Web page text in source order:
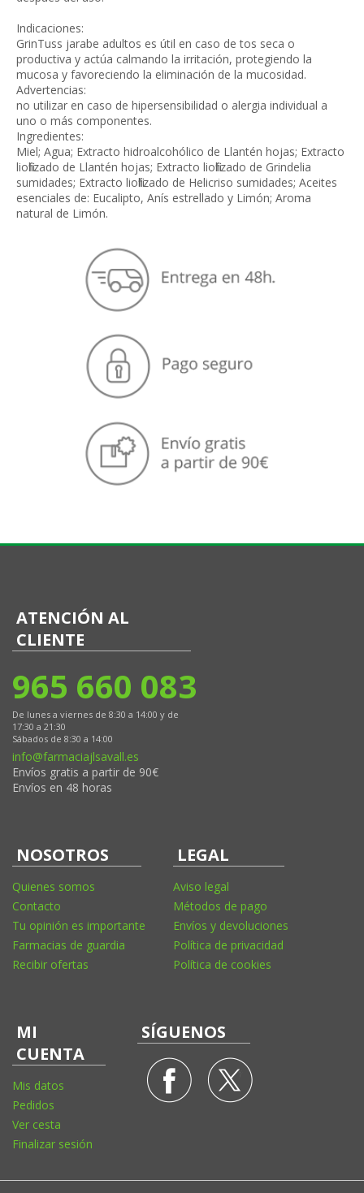
Indicaciones:
GrinTuss jarabe adultos es útil en caso de tos seca o
productiva y actúa calmando la irritación, protegiendo la
mucosa y favoreciendo la eliminación de la mucosidad.
Advertencias:
no utilizar en caso de hipersensibilidad o alergia individual a
uno o más componentes.
Ingredientes:
Miel; Agua; Extracto hidroalcohólico de Llantén hojas; Extracto
liofilizado de Llantén hojas; Extracto liofilizado de Grindelia
sumidades; Extracto liofilizado de Helicriso sumidades; Aceites
esenciales de: Eucalipto, Anís estrellado y Limón; Aroma
natural de Limón.
ATENCIÓN AL
CLIENTE
965 660 083
De lunes a viernes de 8:30 a 14:00 y de
17:30 a 21:30
Sábados de 8:30 a 14:00
info@farmaciajlsavall.es
Envíos gratis a partir de 90€
Envíos en 48 horas
NOSOTROS
Quienes somos
Contacto
Tu opinión es importante
Farmacias de guardia
Recibir ofertas
LEGAL
Aviso legal
Métodos de pago
Envíos y devoluciones
Política de privacidad
Política de cookies
MI
CUENTA
Mis datos
Pedidos
Ver cesta
Finalizar sesión
SÍGUENOS